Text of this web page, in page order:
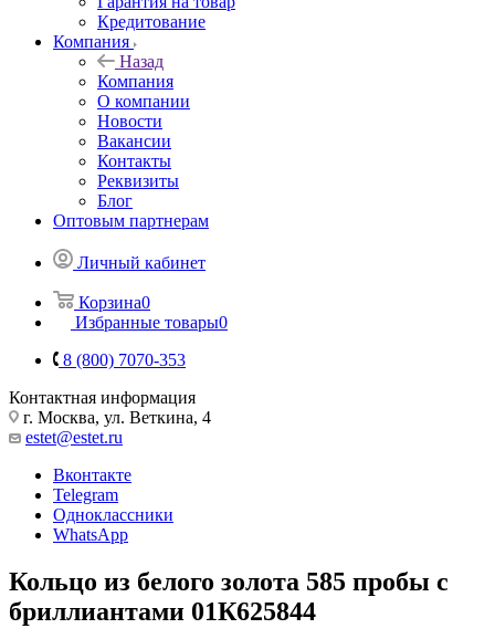
Кредитование
Компания
Назад
Компания
О компании
Новости
Вакансии
Контакты
Реквизиты
Блог
Оптовым партнерам
Личный кабинет
Корзина0
Избранные товары0
8 (800) 7070-353
Контактная информация
г. Москва, ул. Веткина, 4
estet@estet.ru
Вконтакте
Telegram
Одноклассники
WhatsApp
Кольцо из белого золота 585 пробы с
бриллиантами 01К625844